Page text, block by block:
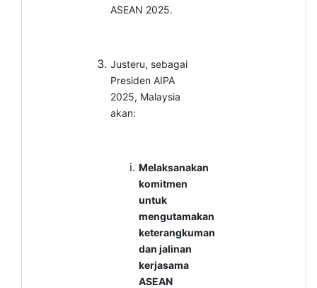
ASEAN 2025.
Justeru, sebagai
Presiden AIPA
2025, Malaysia
akan:
Melaksanakan
komitmen
untuk
mengutamakan
keterangkuman
dan jalinan
kerjasama
ASEAN